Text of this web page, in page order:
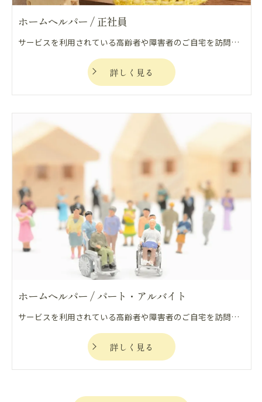
ホームヘルパー / 正社員
サービスを利用されている高齢者や障害者のご自宅を訪問し、食事、排泄、入浴、家事などの介助を行い、利用者の生活や心身を自立支援、重度化防止の観点から支える仕事になります。
詳しく見る
ホームヘルパー / パート・アルバイト
サービスを利用されている高齢者や障害者のご自宅を訪問し、食事、排泄、入浴、家事などの介助を行い、利用者の生活や心身を自立支援、重度化防止の観点から支える仕事になります。
詳しく見る